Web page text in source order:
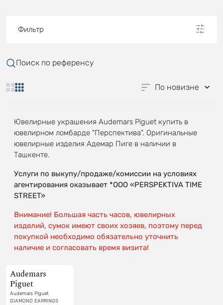
Фильтр
Поиск по референсу
По новизне
Ювелирные украшения Audemars Piguet купить в
ювелирном ломбарде "Перспектива". Оригинальные
ювелирные изделия Адемар Пиге в наличии в
Ташкенте.
Услуги по выкупу/продаже/комиссии на условиях
агентирования оказывает *OOO «PERSPEKTIVA TIME
STREET»
Внимание! Большая часть часов, ювелирных
изделий, сумок имеют своих хозяев, поэтому перед
покупкой необходимо обязательно уточнить
наличие и согласовать время визита!
Audemars
Piguet
Audemars Piguet
DIAMOND EARRINGS